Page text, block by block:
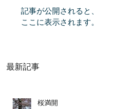
記事が公開されると、
ここに表示されます。
最新記事
桜満開